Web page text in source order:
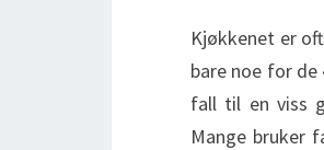
Kjøkkenet er
bare noe for
fall til en viss
Mange bruker